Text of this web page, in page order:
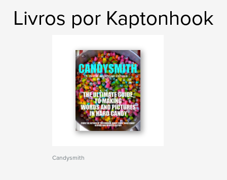
Livros por Kaptonhook
Candysmith